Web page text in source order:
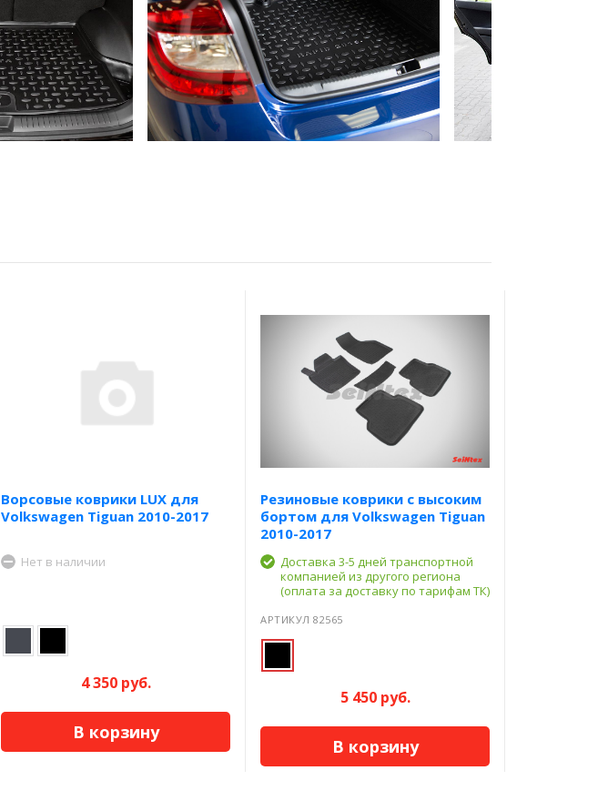
Ворсовые коврики LUX для
Volkswagen Tiguan 2010-2017
Нет в наличии
4 350 руб.
В корзину
Резиновые коврики с высоким
бортом для Volkswagen Tiguan
2010-2017
Доставка 3-5 дней транспортной
компанией из другого региона
(оплата за доставку по тарифам ТК)
АРТИКУЛ 82565
5 450 руб.
В корзину